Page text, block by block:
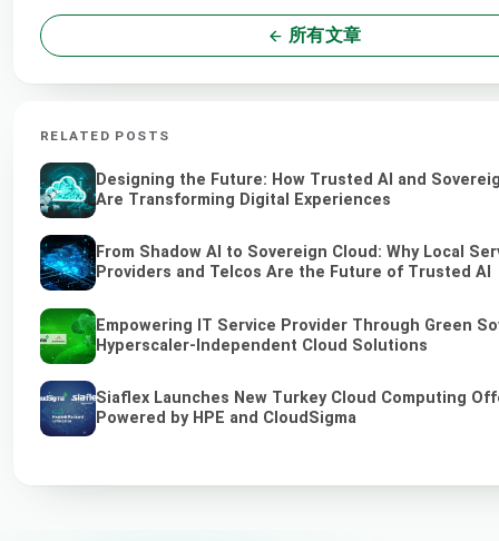
所有文章
RELATED POSTS
Designing the Future: How Trusted AI and
Are Transforming Digital Experiences
From Shadow AI to Sovereign Cloud: Why Local
Providers and Telcos Are the Future of Trusted AI
Empowering IT Service Provider Through Green
Hyperscaler-Independent Cloud Solutions
Siaflex Launches New Turkey Cloud Computing
Powered by HPE and CloudSigma